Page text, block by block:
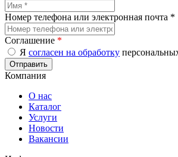
Номер телефона или электронная почта *
Соглашение *
Я согласен на обработку
Компания
О нас
Каталог
Услуги
Новости
Вакансии